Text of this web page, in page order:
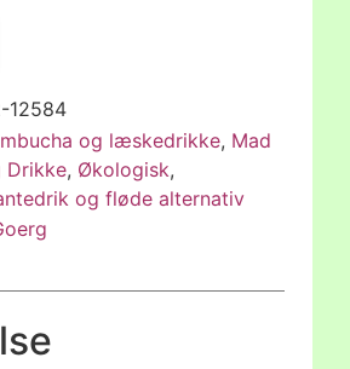
12584
og læskedrikke, Mad
Drikke, Økologisk,
og fløde alternativ